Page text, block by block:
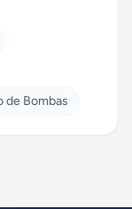
de Bombas